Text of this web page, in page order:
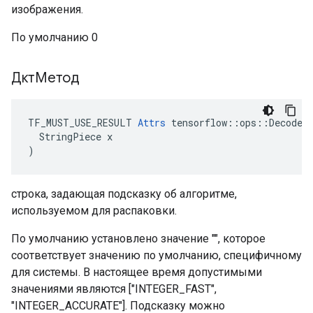
изображения.
По умолчанию 0
ДктМетод
TF_MUST_USE_RESULT Attrs
  StringPiece x
)
строка, задающая подсказку об алгоритме,
используемом для распаковки.
По умолчанию установлено значение "", которое
соответствует значению по умолчанию, специфичному
для системы. В настоящее время допустимыми
значениями являются ["INTEGER_FAST",
"INTEGER_ACCURATE"]. Подсказку можно